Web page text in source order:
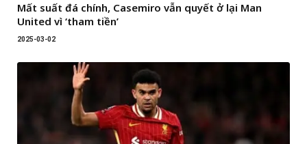
Mất suất đá chính, Casemiro vẫn quyết ở lại Man
United vì ‘tham tiền’
2025-03-02